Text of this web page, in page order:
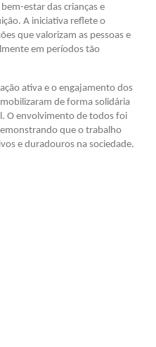
estar das crianças e
A iniciativa reflete o
que valorizam as pessoas e
em períodos tão
ativa e o engajamento dos
de forma solidária
O envolvimento de todos foi
que o trabalho
e duradouros na sociedade.